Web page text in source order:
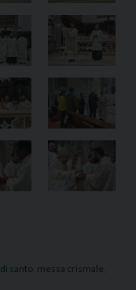
santo messa crismale